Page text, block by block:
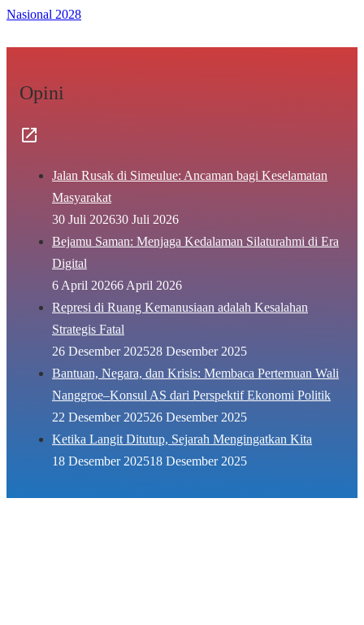
Nasional 2028
Opini
Jalan Rusak di Simeulue: Ancaman bagi Keselamatan
Masyarakat
30 Juli 202630 Juli 2026
Bejamu Saman: Menjaga Kedalaman Silaturahmi di Era
Digital
6 April 20266 April 2026
Represi di Ruang Kemanusiaan adalah Kesalahan
Strategis Fatal
26 Desember 202528 Desember 2025
Bantuan, Negara, dan Krisis: Membaca Pertemuan Wali
Nanggroe–Konsul AS dari Perspektif Ekonomi Politik
22 Desember 202526 Desember 2025
Ketika Langit Ditutup, Sejarah Mengingatkan Kita
18 Desember 202518 Desember 2025